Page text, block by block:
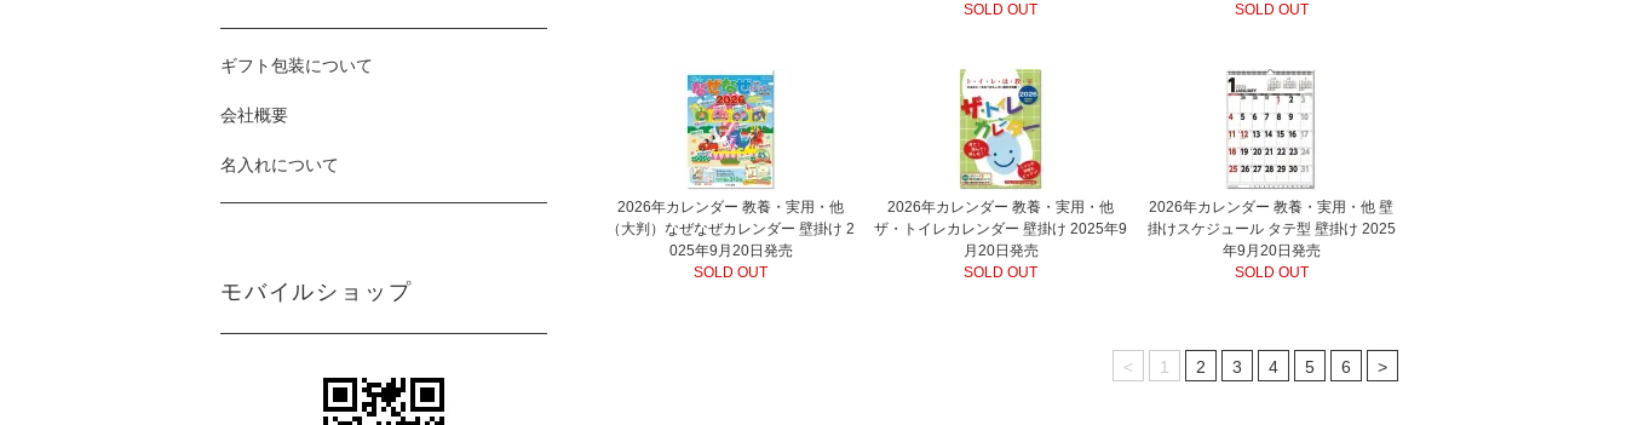
SOLD OUT
SOLD OUT
2026年カレンダー 教養・実用・他
（大判）なぜなぜカレンダー 壁掛け 2
025年9月20日発売
SOLD OUT
2026年カレンダー 教養・実用・他
ザ・トイレカレンダー 壁掛け 2025年9
月20日発売
SOLD OUT
2026年カレンダー 教養・実用・他 壁
掛けスケジュール タテ型 壁掛け 2025
年9月20日発売
SOLD OUT
< 1 2 3 4 5 6 >
ギフト包装について
会社概要
名入れについて
モバイルショップ